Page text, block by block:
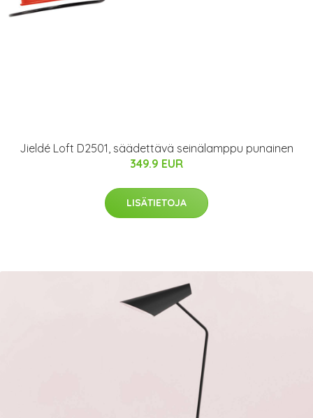
Jieldé Loft D2501, säädettävä seinälamppu punainen
349.9 EUR
LISÄTIETOJA